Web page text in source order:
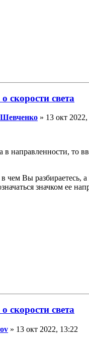
скорости света
» 13 окт
в направленности, то
Вы разбираетесь, а
значком ее
скорости света
» 13 окт 2022, 13:22